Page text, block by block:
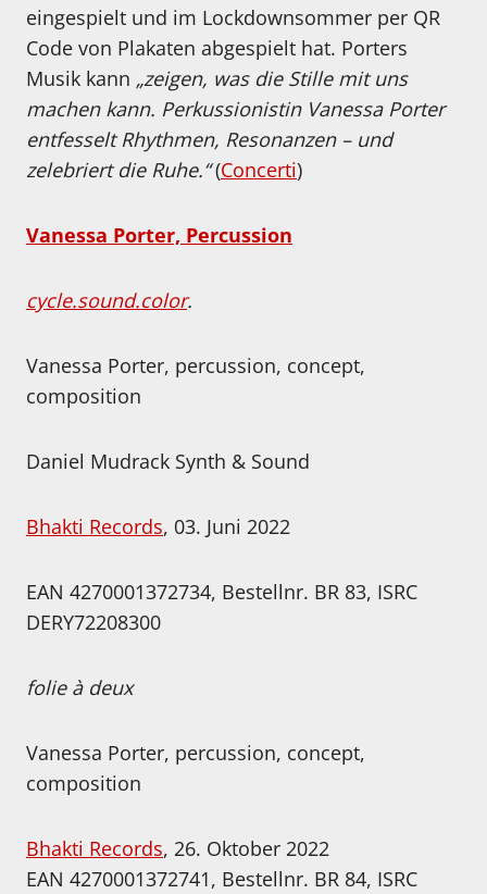
eingespielt und im Lockdownsommer per QR
Code von Plakaten abgespielt hat. Porters
Musik kann „zeigen, was die Stille mit uns
machen kann. Perkussionistin Vanessa Porter
entfesselt Rhythmen, Resonanzen – und
zelebriert die Ruhe.“(Concerti)
Vanessa Porter, Percussion
cycle.sound.color.
Vanessa Porter, percussion, concept,
composition
Daniel Mudrack Synth & Sound
Bhakti Records, 03. Juni 2022
EAN 4270001372734, Bestellnr. BR 83, ISRC
DERY72208300
folie à deux
Vanessa Porter, percussion, concept,
composition
Bhakti Records, 26. Oktober 2022
EAN 4270001372741, Bestellnr. BR 84, ISRC